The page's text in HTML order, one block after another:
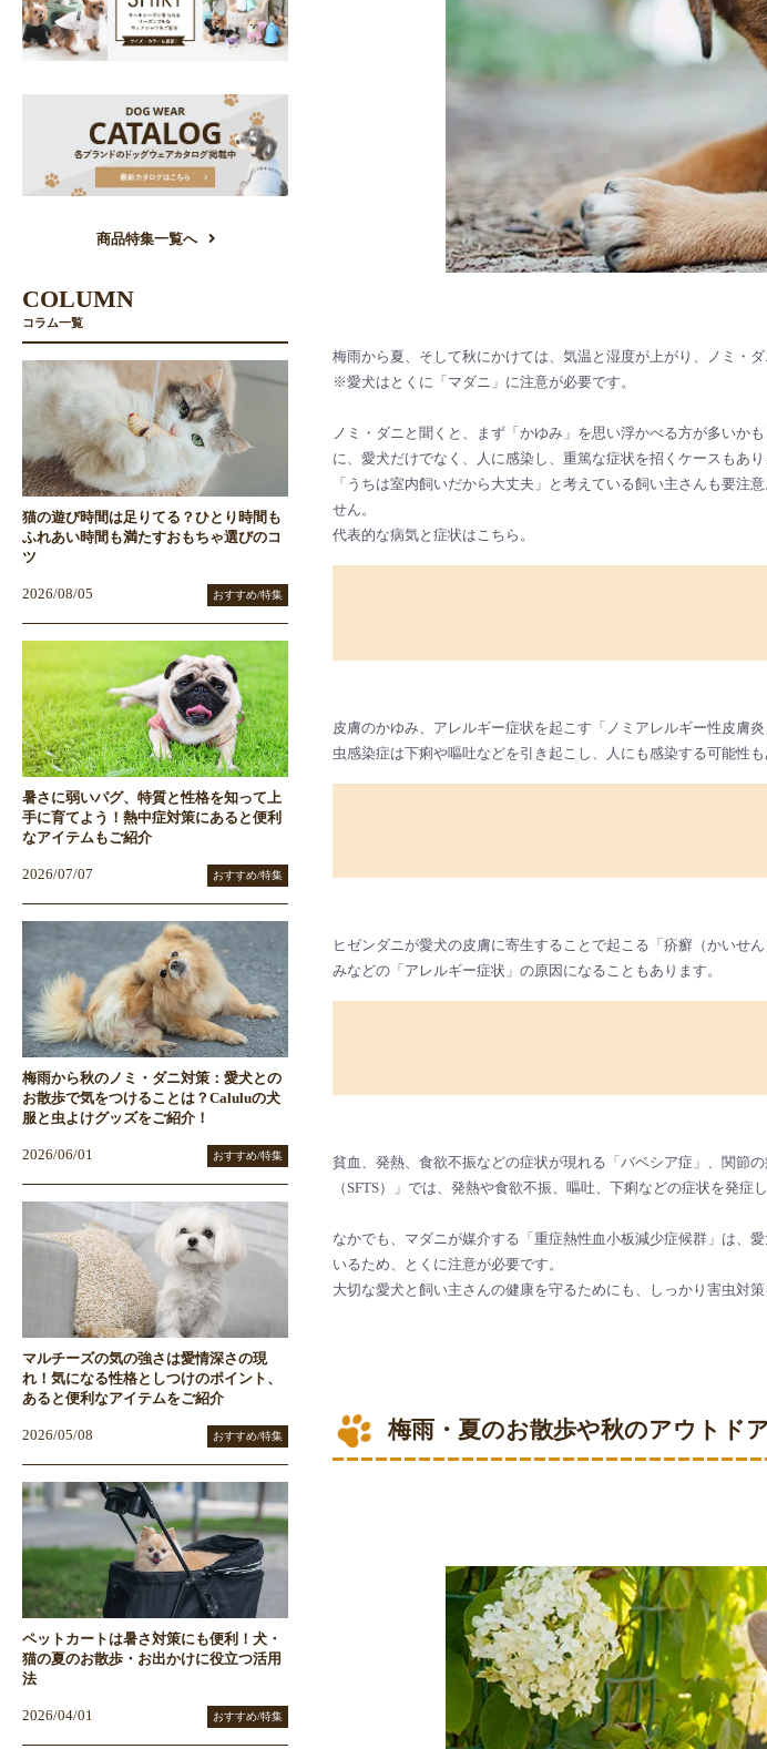
梅雨から夏、そして秋にかけては、気温と湿度が上がり、ノミ・
※愛犬はとくに「マダニ」に注意が必要です。
ノミ・ダニと聞くと、まず「かゆみ」を思い浮かべる方が多いか
に、愛犬だけでなく、人に感染し、重篤な症状を招くケースもあり
「うちは室内飼いだから大丈夫」と考えている飼い主さんも要注
せん。
代表的な病気と症状はこちら。
皮膚のかゆみ、アレルギー症状を起こす「ノミアレルギー性皮膚
虫感染症は下痢や嘔吐などを引き起こし、人にも感染する可能性も
ヒゼンダニが愛犬の皮膚に寄生することで起こる「疥癬（かいせ
みなどの「アレルギー症状」の原因になることもあります。
貧血、発熱、食欲不振などの症状が現れる「バベシア症」、関節
（SFTS）」では、発熱や食欲不振、嘔吐、下痢などの症状を発症し
なかでも、マダニが媒介する「重症熱性血小板減少症候群」は、
いるため、とくに注意が必要です。
大切な愛犬と飼い主さんの健康を守るためにも、しっかり害虫対策
梅雨・夏のお散歩や秋のアウトド
商品特集一覧へ
COLUMN
コラム一覧
猫の遊び時間は足りてる？ひとり時間も
ふれあい時間も満たすおもちゃ選びのコ
ツ
2026/08/05 おすすめ/特集
暑さに弱いパグ、特質と性格を知って上
手に育てよう！熱中症対策にあると便利
なアイテムもご紹介
2026/07/07 おすすめ/特集
梅雨から秋のノミ・ダニ対策：愛犬との
お散歩で気をつけることは？Caluluの犬
服と虫よけグッズをご紹介！
2026/06/01 おすすめ/特集
マルチーズの気の強さは愛情深さの現
れ！気になる性格としつけのポイント、
あると便利なアイテムをご紹介
2026/05/08 おすすめ/特集
ペットカートは暑さ対策にも便利！犬・
猫の夏のお散歩・お出かけに役立つ活用
法
2026/04/01 おすすめ/特集